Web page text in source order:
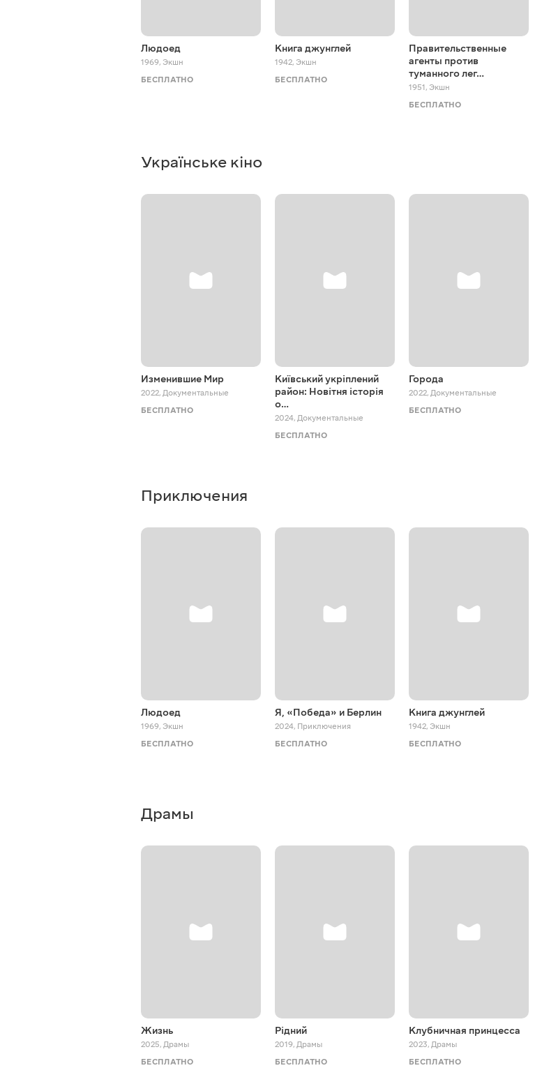
Людоед
1969, Экшн
БЕСПЛАТНО
Книга джунглей
1942, Экшн
БЕСПЛАТНО
Правительственные
агенты против
туманного лег…
1951, Экшн
БЕСПЛАТНО
Українське кіно
Изменившие Мир
2022, Документальные
БЕСПЛАТНО
Київський укріплений
район: Новітня історія
о…
2024, Документальные
БЕСПЛАТНО
Города
2022, Документальные
БЕСПЛАТНО
Приключения
Людоед
1969, Экшн
БЕСПЛАТНО
Я, «Победа» и Берлин
2024, Приключения
БЕСПЛАТНО
Книга джунглей
1942, Экшн
БЕСПЛАТНО
Драмы
Жизнь
2025, Драмы
БЕСПЛАТНО
Рідний
2019, Драмы
БЕСПЛАТНО
Клубничная принцесса
2023, Драмы
БЕСПЛАТНО